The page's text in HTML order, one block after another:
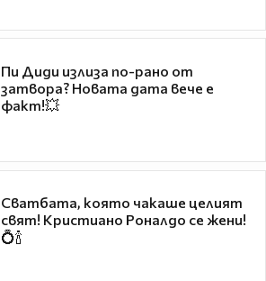
Пи Диди излиза по-рано от
затвора? Новата дата вече е
факт!💥
Сватбата, която чакаше целият
свят! Кристиано Роналдо се жени!
💍🍾